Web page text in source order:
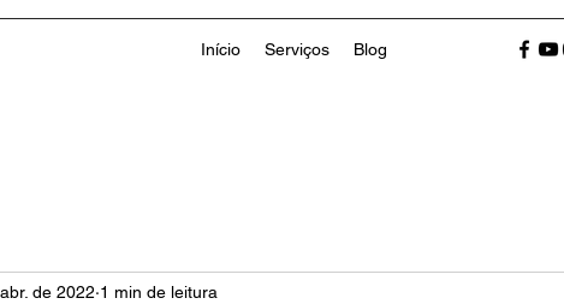
Início Serviços Blog
de 2022 1 min de leitura